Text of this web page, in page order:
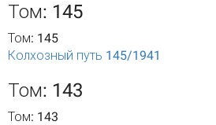
Том: 145
Том: 145
Колхозный путь 145/1941
Том: 143
Том: 143